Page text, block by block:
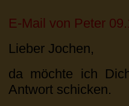
E-Mail von Peter
Lieber Jochen,
da möchte ich
Antwort schicken.